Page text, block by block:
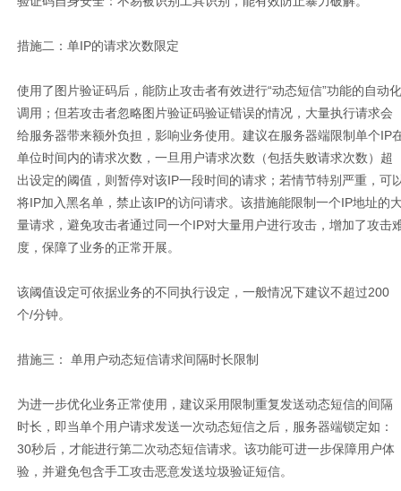
措施二：单IP的请求次数限定
使用了图片验证码后，能防止攻击者有效进行“动态短信”功能的自动化
调用；但若攻击者忽略图片验证码验证错误的情况，大量执行请求会
给服务器带来额外负担，影响业务使用。建议在服务器端限制单个IP
单位时间内的请求次数，一旦用户请求次数（包括失败请求次数）超
出设定的阈值，则暂停对该IP一段时间的请求；若情节特别严重，可
将IP加入黑名单，禁止该IP的访问请求。该措施能限制一个IP地址的
量请求，避免攻击者通过同一个IP对大量用户进行攻击，增加了攻击
度，保障了业务的正常开展。
该阈值设定可依据业务的不同执行设定，一般情况下建议不超过200
个/分钟。
措施三： 单用户动态短信请求间隔时长限制
为进一步优化业务正常使用，建议采用限制重复发送动态短信的间隔
时长，即当单个用户请求发送一次动态短信之后，服务器端锁定如：
30秒后，才能进行第二次动态短信请求。该功能可进一步保障用户体
验，并避免包含手工攻击恶意发送垃圾验证短信。